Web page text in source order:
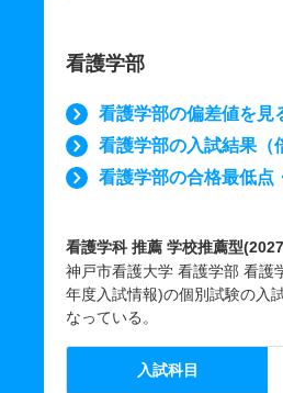
看護学部
看護学部の偏差値を見
看護学部の入試結果（
看護学部の合格最低点
看護学科 推薦 学校推薦型
神戸市看護大学 看護学部 看護
年度入試情報)の個別試験の入
なっている。
入試科目